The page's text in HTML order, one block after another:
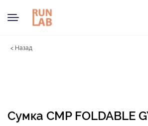
< Назад
Сумка CMP FOLDABLE